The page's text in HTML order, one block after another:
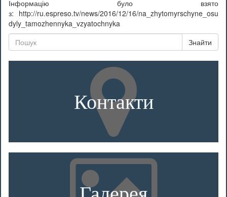
Інформацію було взято
з: http://ru.espreso.tv/news/2016/12/16/na_zhytomyrschyne_osu
dyly_tamozhennyka_vzyatochnyka
Знайти
Контакти